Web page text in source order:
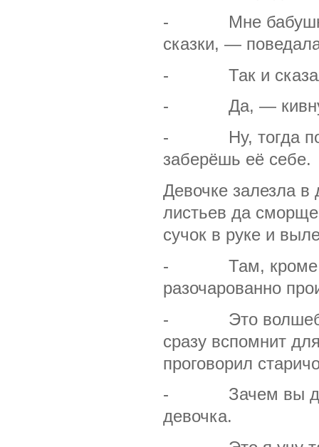
- Мне бабушка
сказки, —
- Так и
- Да, — кивнула
- Ну, тогда
заберёшь её себе.
Девочке залезла в
листьев да
сучок в руке и
- Там, кроме
разочарованно
- Это волшебный
сразу вспомнит
проговорил
- Зачем вы
девочка.